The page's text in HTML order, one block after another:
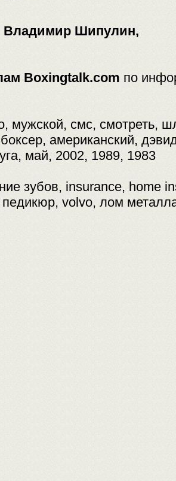
Владимир Шипулин,
Boxingtalk.com по
мужской, смс, смотреть,
американский,
май, 2002, 1989, 1983
зубов, insurance, home
педикюр, volvo, лом